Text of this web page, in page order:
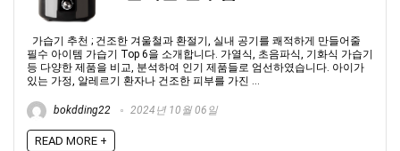
가습기 추천 ; 건조한 겨울철과 환절기, 실내 공기를 쾌적하게 만들어줄
필수 아이템 가습기 Top 6을 소개합니다. 가열식, 초음파식, 기화식 가습기
등 다양한 제품을 비교, 분석하여 인기 제품들로 엄선하였습니다. 아이가
있는 가정, 알레르기 환자나 건조한 피부를 가진 ...
bokdding22 2024년 10월 06일
READ MORE +